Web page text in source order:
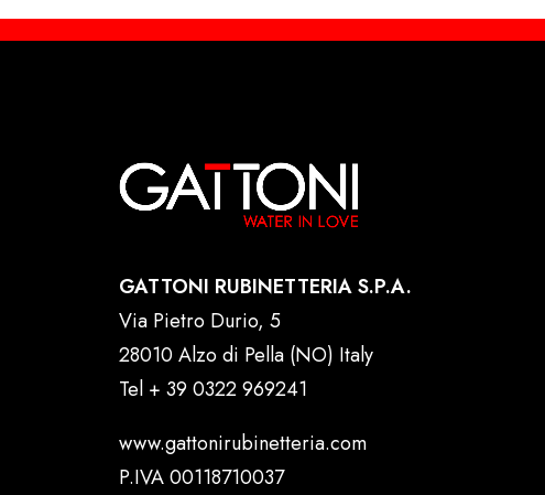
GATTONI RUBINETTERIA S.P.A.
Via Pietro Durio, 5
28010 Alzo di Pella (NO) Italy
Tel + 39 0322 969241
www.gattonirubinetteria.com
P.IVA 00118710037